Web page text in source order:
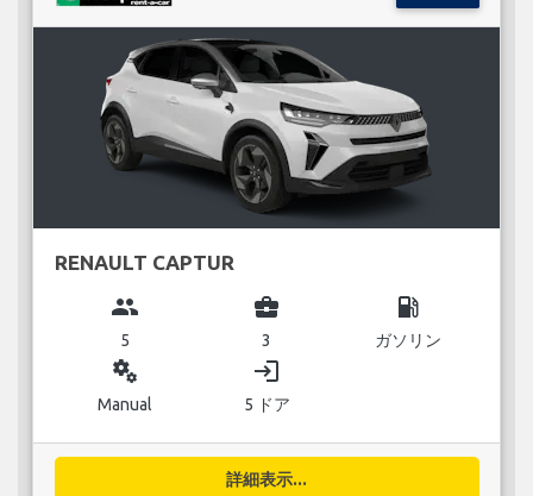
RENAULT CAPTUR
group
5
business_center
3
local_gas_station
ガソリン
miscellaneous_services
Manual
login
5 ドア
詳細表示...